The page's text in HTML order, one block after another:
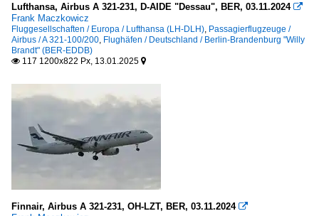
Lufthansa, Airbus A 321-231, D-AIDE "Dessau", BER, 03.11.2024 
Frank Maczkowicz
Fluggesellschaften / Europa / Lufthansa (LH-DLH), Passagierflugzeuge /
Airbus / A 321-100/200, Flughäfen / Deutschland / Berlin-Brandenburg "Willy
Brandt" (BER-EDDB)
 117 1200x822 Px, 13.01.2025 
Finnair, Airbus A 321-231, OH-LZT, BER, 03.11.2024 